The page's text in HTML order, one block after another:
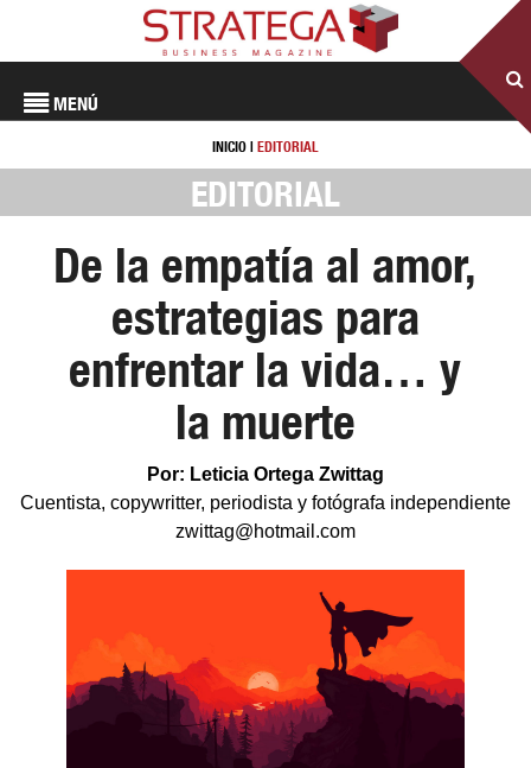
MENÚ
INICIO | EDITORIAL
EDITORIAL
De la empatía al amor,
estrategias para
enfrentar la vida… y
la muerte
Por: Leticia Ortega Zwittag
Cuentista, copywritter, periodista y fotógrafa independiente
zwittag@hotmail.com